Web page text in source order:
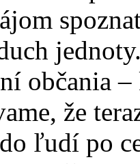
občania –
že
ľudí po